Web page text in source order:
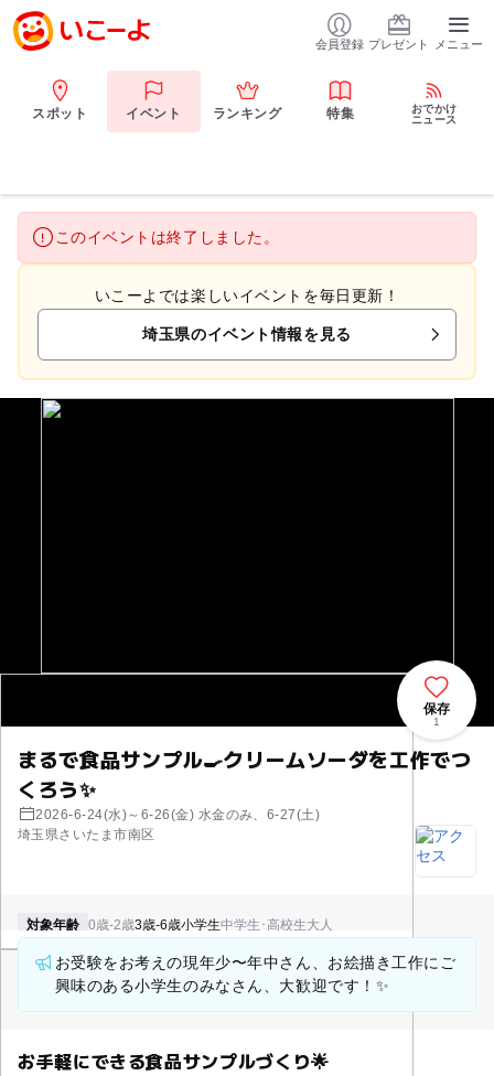
会員登録 プレゼント メニュー
スポット イベント ランキング 特集
おでかけ
ニュース
このイベントは終了しました。
いこーよでは楽しいイベントを毎日更新！
埼玉県のイベント情報を見る
まるで食品サンプル🍳クリームソーダを工作でつ
くろう✨
2026-6-24(水)～6-26(金) 水金のみ、6-27(土)
埼玉県さいたま市南区
保存
1
対象年齢 0歳-2歳3歳-6歳小学生中学生･高校生大人
お受験をお考えの現年少〜年中さん、お絵描き工作にご
興味のある小学生のみなさん、大歓迎です！✨️
お手軽にできる食品サンプルづくり🌟